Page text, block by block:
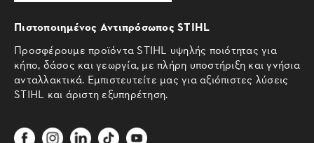
Πιστοποιημένος Αντιπρόσωπος STIHL
Προσφέρουμε προϊόντα STIHL υψηλής ποιότητας για
κήπο, δάσος και γεωργία, με πλήρη υποστήριξη και γνήσια
ανταλλακτικά. Εμπιστευτείτε μας για αξιόπιστες λύσεις
STIHL και άριστη εξυπηρέτηση.